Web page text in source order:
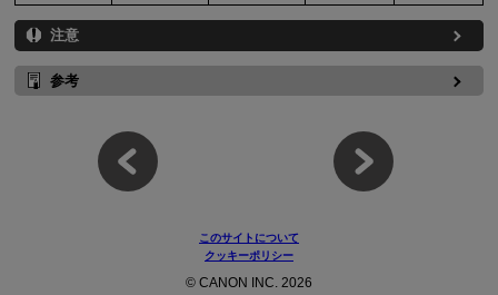
注意
参考
このサイトについて
クッキーポリシー
© CANON INC. 2026